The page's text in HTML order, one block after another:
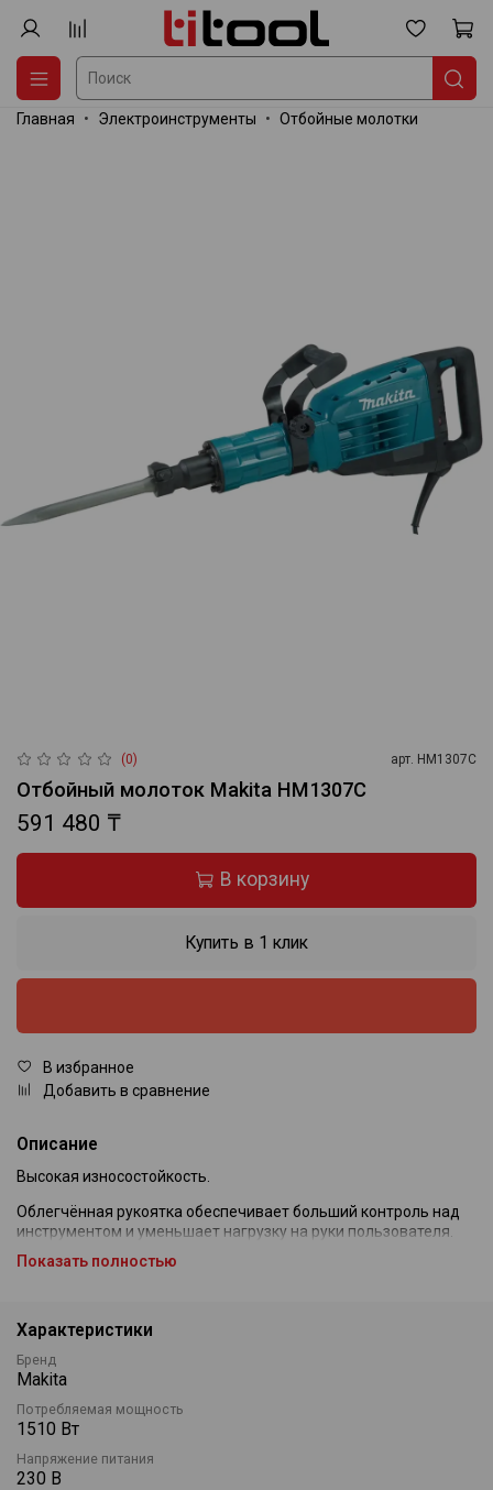
Главная Электроинструменты Отбойные молотки
(0) арт. HM1307C
Отбойный молоток Makita HM1307C
591 480 ₸
В корзину
Купить в 1 клик
В избранное
Добавить в сравнение
Описание
Высокая износостойкость.
Облегчённая рукоятка обеспечивает больший контроль над
инструментом и уменьшает нагрузку на руки пользователя.
Регулируемая боковая рукоятка обеспечивает удобство в
Фиксация клавиши включения для режима непрерывной
работы.
Индикатор подключения к сети и замены щёток
Стандартная комплектация: отбойный молоток Makita
HM1307C, боковая рукоятка, кейс на колёсах.
Показать полностью
Характеристики
Бренд
Makita
Потребляемая мощность
1510 Вт
Напряжение питания
230 В